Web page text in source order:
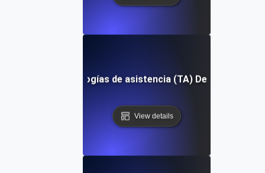
Tecnologías de asistencia (TA) Definición
View details